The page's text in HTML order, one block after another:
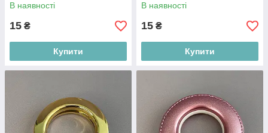
В наявності
15 ₴
Купити
В наявності
15 ₴
Купити